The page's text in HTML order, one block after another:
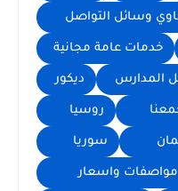
وسائل التواصل
خدمات عامة مجانية
المدارس ديكور
روسيا
سوريا
واسعار